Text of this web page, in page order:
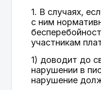
1. В случаях,
с ним
участникам
1) доводит до
нарушении в
нарушение